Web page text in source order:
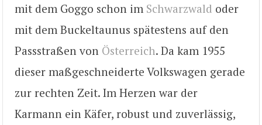
mit dem Goggo schon im Schwarzwald oder
mit dem Buckeltaunus spätestens auf den
Passstraßen von Österreich. Da kam 1955
dieser maßgeschneiderte Volkswagen gerade
zur rechten Zeit. Im Herzen war der
Karmann ein Käfer, robust und zuverlässig,